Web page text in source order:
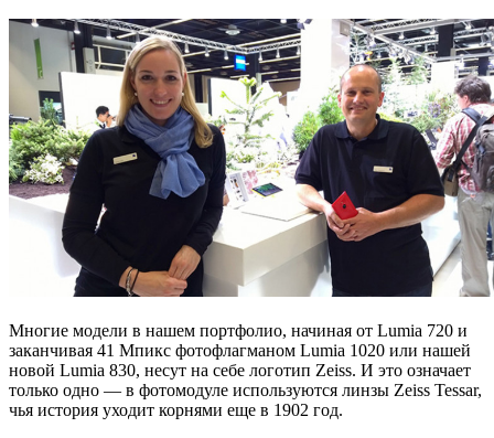
Многие модели в нашем портфолио, начиная от Lumia 720 и
заканчивая 41 Мпикс фотофлагманом Lumia 1020 или нашей
новой Lumia 830, несут на себе логотип Zeiss. И это означает
только одно — в фотомодуле используются линзы Zeiss Tessar,
чья история уходит корнями еще в 1902 год.